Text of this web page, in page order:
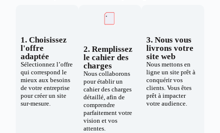
1. Choisissez
l'offre
adaptée
Sélectionnez l’offre
qui correspond le
mieux aux besoins
de votre entreprise
pour créer un site
sur-mesure.
2. Remplissez
le cahier des
charges
Nous collaborons
pour établir un
cahier des charges
détaillé, afin de
comprendre
parfaitement votre
vision et vos
attentes.
3. Nous vous
livrons votre
site web
Nous mettons en
ligne un site prêt à
conquérir vos
clients. Vous êtes
prêt à impacter
votre audience.